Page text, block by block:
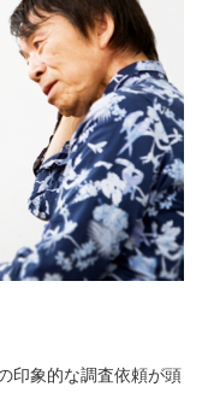
印象的な調査依頼が頭